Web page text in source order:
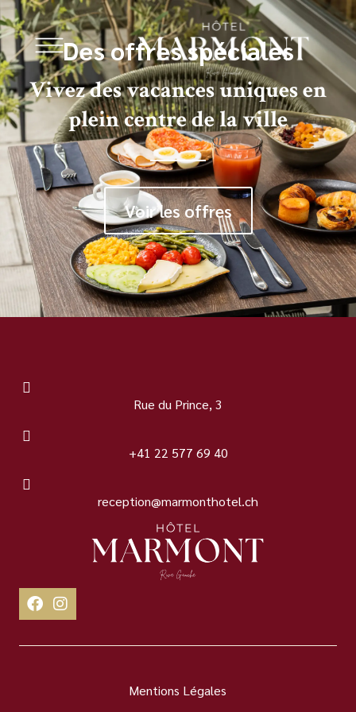
Des offres spéciales
Vivez des vacances uniques en
plein centre de la ville
Voir les offres
Rue du Prince, 3
+41 22 577 69 40
reception@marmonthotel.ch
Mentions Légales